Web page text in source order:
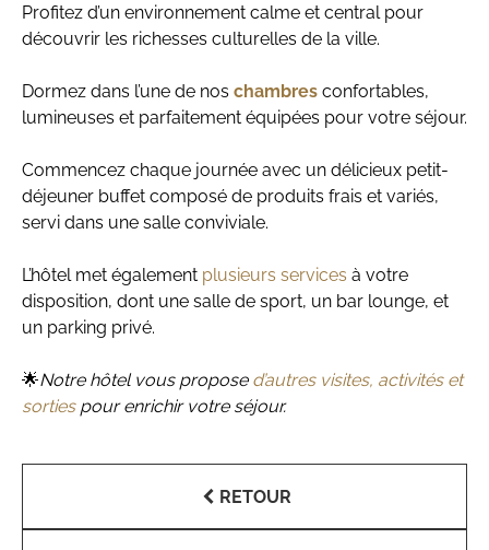
Profitez d’un environnement calme et central pour
découvrir les richesses culturelles de la ville.
Dormez dans l’une de nos chambres confortables,
lumineuses et parfaitement équipées pour votre séjour.
Commencez chaque journée avec un délicieux petit-
déjeuner buffet composé de produits frais et variés,
servi dans une salle conviviale.
L’hôtel met également plusieurs services à votre
disposition, dont une salle de sport, un bar lounge, et
un parking privé.
🌟Notre hôtel vous propose d’autres visites, activités et
sortiespour enrichir votre séjour.
RETOUR